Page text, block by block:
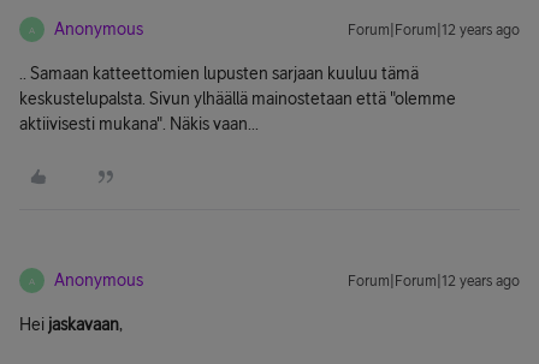
A Anonymous Forum|Forum|12 years ago
.. Samaan katteettomien lupusten sarjaan kuuluu tämä
keskustelupalsta. Sivun ylhäällä mainostetaan että "olemme
aktiivisesti mukana". Näkis vaan...
A Anonymous Forum|Forum|12 years ago
Hei jaskavaan,